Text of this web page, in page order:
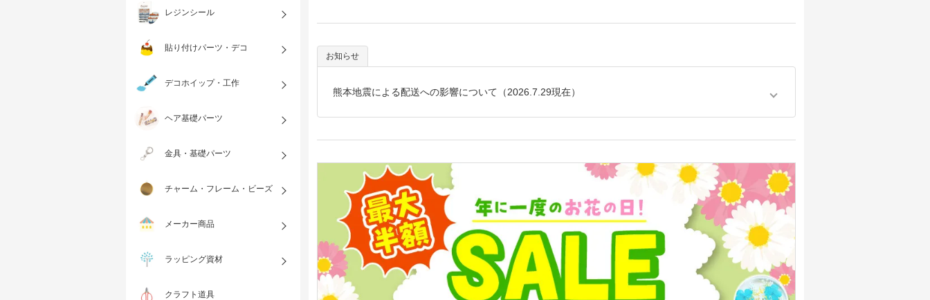
レジンシール
貼り付けパーツ・デコ
デコホイップ・工作
ヘア基礎パーツ
金具・基礎パーツ
チャーム・フレーム・ビーズ
メーカー商品
ラッピング資材
クラフト道具
お知らせ
熊本地震による配送への影響について（2026.7.29現在）